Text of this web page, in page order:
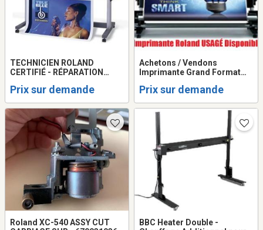
TECHNICIEN ROLAND
CERTIFIÉ - RÉPARATION
Prix sur demande
Achetons / Vendons
Imprimante Grand Format
Prix sur demande
Roland XC-540 ASSY CUT
BBC Heater Double -